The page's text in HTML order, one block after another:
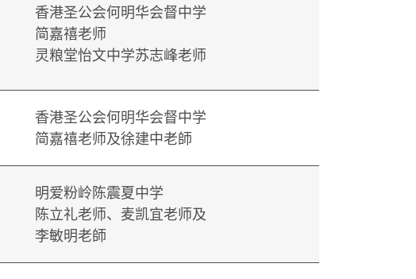
香港圣公会何明华会督中学
简嘉禧老师
灵粮堂怡文中学苏志峰老师
香港圣公会何明华会督中学
简嘉禧老师及徐建中老師
明爱粉岭陈震夏中学
陈立礼老师、麦凯宜老师及
李敏明老師